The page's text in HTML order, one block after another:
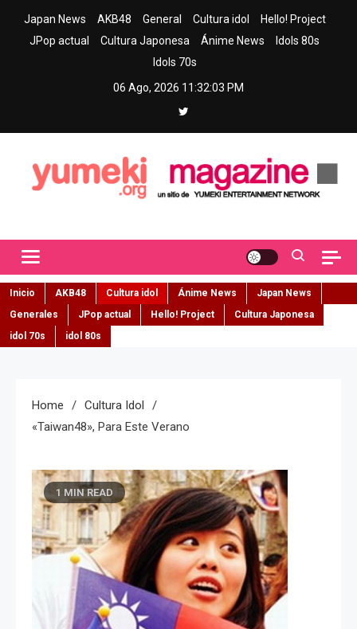
Japan News AKB48 General Cultura idol
Hello! Project
JPop actual
Cultura Japonesa Ánime News
Idols 80s
Idols 70s
06 Ago, 2026 11:32:05 PM
Inicio AKB48 Cultura idol Ánime News
Japan News
Generales
JPop actual Hello! Project
Cultura Japonesa
idol 70s
idol 80s
Home
Cultura Idol
«Taiwan48», Para Este Verano
1 MIN READ